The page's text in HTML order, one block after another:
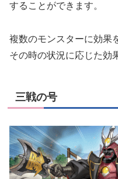
することができます。
複数のモンスターに効果
その時の状況に応じた効
三戦の号